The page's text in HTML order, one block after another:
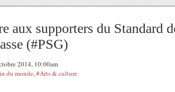
aux supporters du Standard
(#PSG)
2014, 10:00am
du monde,#Arts & culture